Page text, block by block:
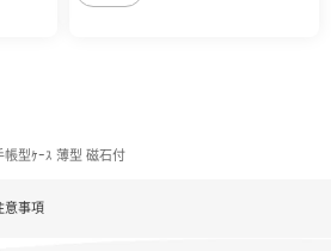
帳型ｹｰｽ 薄型 磁石付
意事項